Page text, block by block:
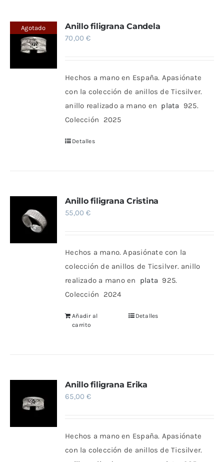
Agotado Anillo filigrana Candela
70,00€
Hechos a mano en España. Apasiónate
con la colección de anillos de Ticsilver.
anillo realizado a mano en plata 925.
Colección 2025
Detalles
Anillo filigrana Cristina
55,00€
Hechos a mano. Apasiónate con la
colección de anillos de Ticsilver. anillo
realizado a mano en plata 925.
Colección 2024
Añadir al
carrito
Detalles
Anillo filigrana Erika
65,00€
Hechos a mano en España. Apasiónate
con la colección de anillos de Ticsilver.